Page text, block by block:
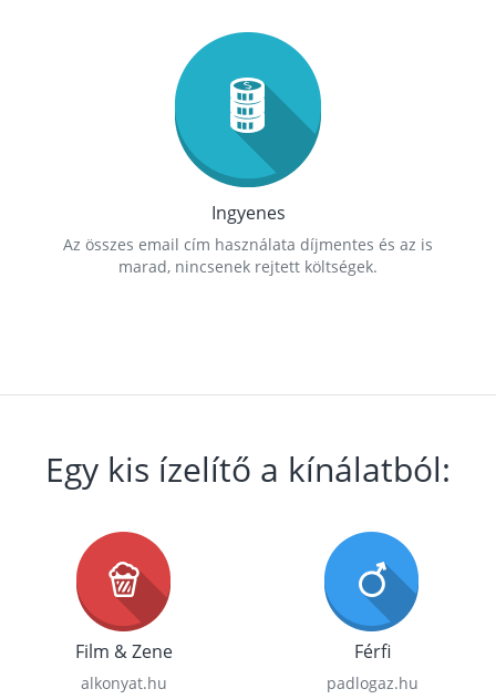
Ingyenes
Az összes email cím használata díjmentes és az is
marad, nincsenek rejtett költségek.
Egy kis ízelítő a kínálatból:
Film & Zene
alkonyat.hu
Férfi
padlogaz.hu